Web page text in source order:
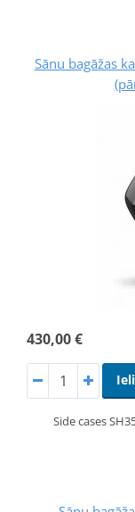
Sānu bagāžas
430,00 €
Side cases